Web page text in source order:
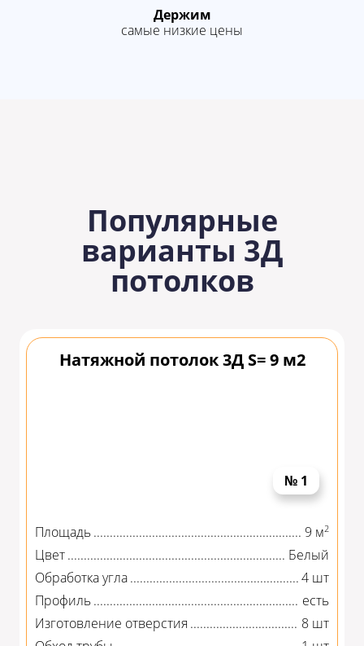
Держим
самые низкие цены
Популярные
варианты 3Д
потолков
Натяжной потолок 3Д S= 9 м2
№ 1
Площадь 9 м2
Цвет
Белый
Обработка угла
4 шт
Профиль
есть
Изготовление отверстия
8 шт